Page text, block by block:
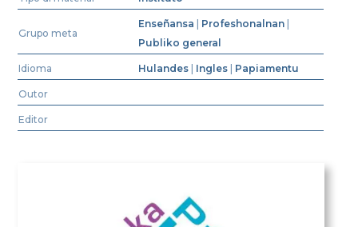
Grupo meta
Enseñansa Profeshonalnan
Publiko general
Idioma Hulandes Ingles Papiamentu
Outor
Editor